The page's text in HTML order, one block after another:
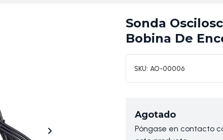
Sonda
Bobina De
SKU: AO-00006
Agotado
Póngase en contacto